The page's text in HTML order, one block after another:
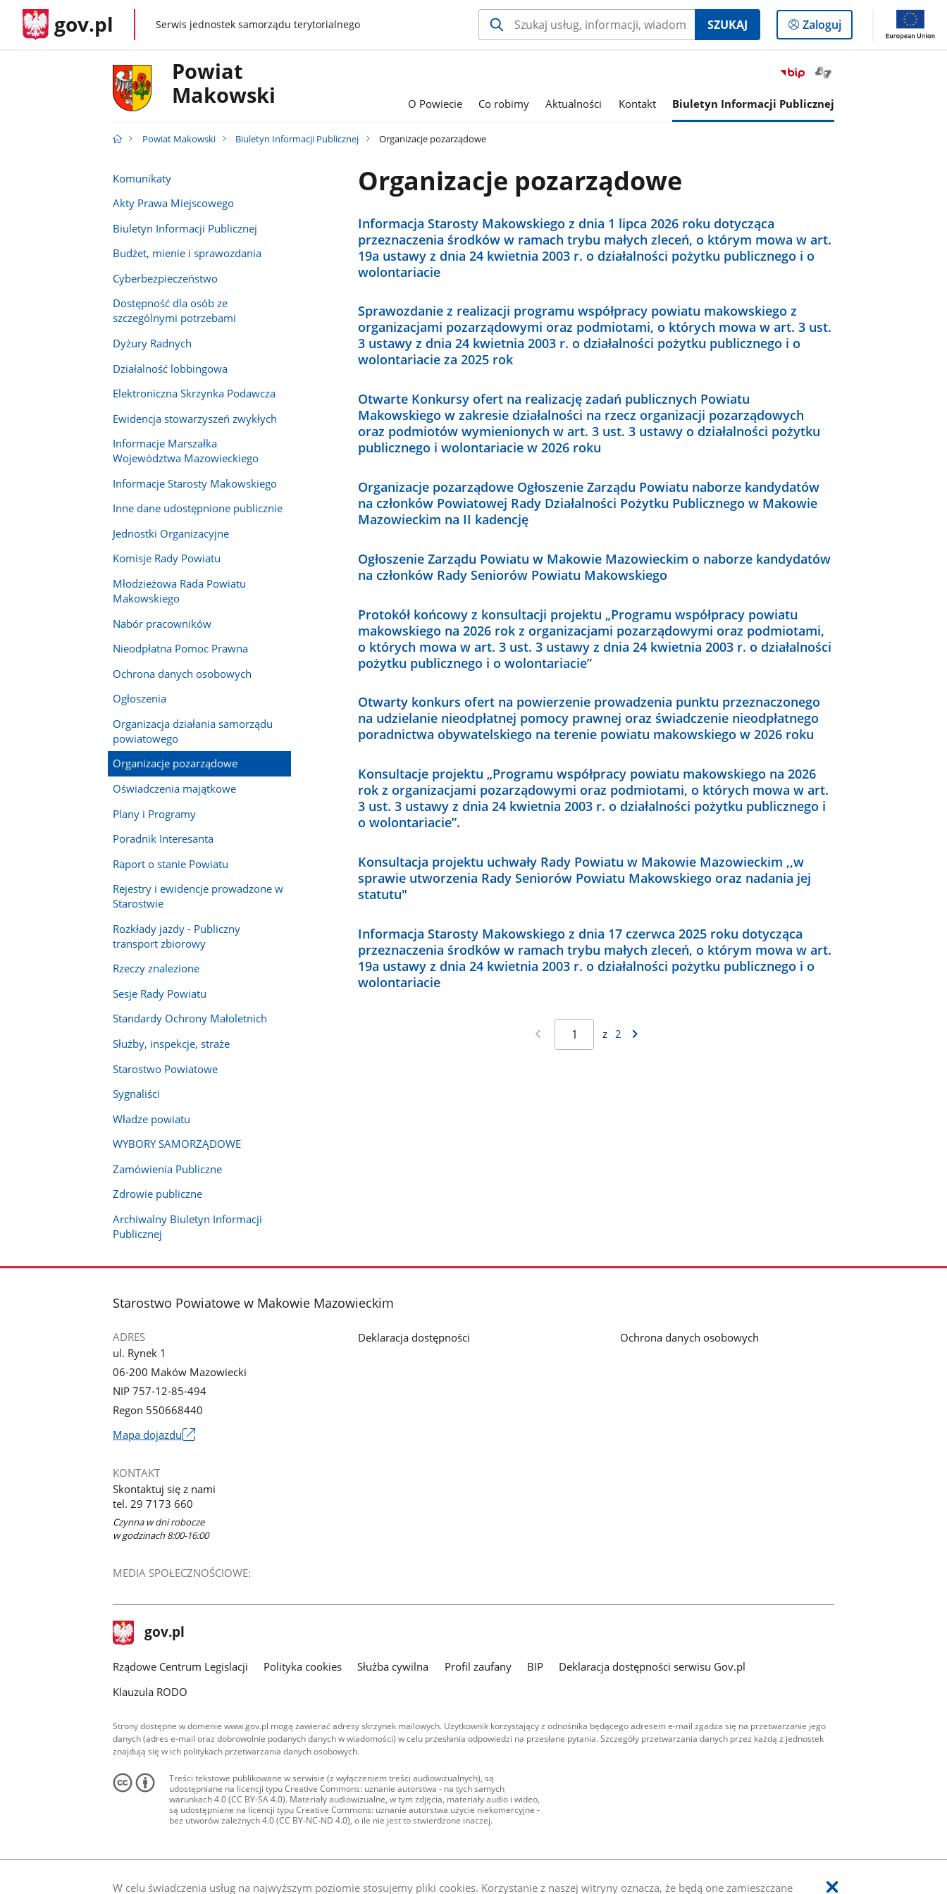
W celu świadczenia usług na najwyższym poziomie stosujemy pliki cookies. Korzystanie z naszej witryny oznacza, że będą one zamieszczane
gov.pl gov.plSerwis jednostek samorządu terytorialnego SZUKAJ
Logowanie
do
Zaloguj
Przejdź
serwisu
Biuletyn
Otwórz
z
tłumaczem
Powiat
Makowski
O Powiecie Co robimy Aktualności Kontakt Biuletyn Informacji Publicznej
Powiat Makowski Biuletyn Informacji Publicznej Organizacje pozarządowe
Komunikaty
Akty Prawa Miejscowego
Biuletyn Informacji Publicznej
Budżet, mienie i sprawozdania
Cyberbezpieczeństwo
Dostępność dla osób ze
szczególnymi potrzebami
Dyżury Radnych
Działalność lobbingowa
Elektroniczna Skrzynka Podawcza
Ewidencja stowarzyszeń zwykłych
Informacje Marszałka
Województwa Mazowieckiego
Informacje Starosty Makowskiego
Inne dane udostępnione publicznie
Jednostki Organizacyjne
Komisje Rady Powiatu
Młodzieżowa Rada Powiatu
Makowskiego
Nabór pracowników
Nieodpłatna Pomoc Prawna
Ochrona danych osobowych
Ogłoszenia
Organizacja działania samorządu
powiatowego
Organizacje pozarządowe
Oświadczenia majątkowe
Plany i Programy
Poradnik Interesanta
Raport o stanie Powiatu
Rejestry i ewidencje prowadzone w
Starostwie
Rozkłady jazdy - Publiczny
transport zbiorowy
Rzeczy znalezione
Sesje Rady Powiatu
Standardy Ochrony Małoletnich
Służby, inspekcje, straże
Starostwo Powiatowe
Sygnaliści
Władze powiatu
WYBORY SAMORZĄDOWE
Zamówienia Publiczne
Zdrowie publiczne
Archiwalny Biuletyn Informacji
Publicznej
Organizacje pozarządowe
Informacja Starosty Makowskiego z dnia 1 lipca 2026 roku dotycząca
przeznaczenia środków w ramach trybu małych zleceń, o którym mowa w art.
19a ustawy z dnia 24 kwietnia 2003 r. o działalności pożytku publicznego i o
wolontariacie
Sprawozdanie z realizacji programu współpracy powiatu makowskiego z
organizacjami pozarządowymi oraz podmiotami, o których mowa w art. 3 ust.
3 ustawy z dnia 24 kwietnia 2003 r. o działalności pożytku publicznego i o
wolontariacie za 2025 rok
Otwarte Konkursy ofert na realizację zadań publicznych Powiatu
Makowskiego w zakresie działalności na rzecz organizacji pozarządowych
oraz podmiotów wymienionych w art. 3 ust. 3 ustawy o działalności pożytku
publicznego i wolontariacie w 2026 roku
Organizacje pozarządowe Ogłoszenie Zarządu Powiatu naborze kandydatów
na członków Powiatowej Rady Działalności Pożytku Publicznego w Makowie
Mazowieckim na II kadencję
Ogłoszenie Zarządu Powiatu w Makowie Mazowieckim o naborze kandydatów
na członków Rady Seniorów Powiatu Makowskiego
Protokół końcowy z konsultacji projektu „Programu współpracy powiatu
makowskiego na 2026 rok z organizacjami pozarządowymi oraz podmiotami,
o których mowa w art. 3 ust. 3 ustawy z dnia 24 kwietnia 2003 r. o działalności
pożytku publicznego i o wolontariacie”
Otwarty konkurs ofert na powierzenie prowadzenia punktu przeznaczonego
na udzielanie nieodpłatnej pomocy prawnej oraz świadczenie nieodpłatnego
poradnictwa obywatelskiego na terenie powiatu makowskiego w 2026 roku
Konsultacje projektu „Programu współpracy powiatu makowskiego na 2026
rok z organizacjami pozarządowymi oraz podmiotami, o których mowa w art.
3 ust. 3 ustawy z dnia 24 kwietnia 2003 r. o działalności pożytku publicznego i
o wolontariacie”.
Konsultacja projektu uchwały Rady Powiatu w Makowie Mazowieckim ,,w
sprawie utworzenia Rady Seniorów Powiatu Makowskiego oraz nadania jej
statutu"
Informacja Starosty Makowskiego z dnia 17 czerwca 2025 roku dotycząca
przeznaczenia środków w ramach trybu małych zleceń, o którym mowa w art.
19a ustawy z dnia 24 kwietnia 2003 r. o działalności pożytku publicznego i o
wolontariacie
z 2
stopka
Starostwo Powiatowe w Makowie Mazowieckim
ADRES
ul. Rynek 1
06-200 Maków Mazowiecki
NIP 757-12-85-494
Regon 550668440
Mapa dojazduLink
nowym
oknie
KONTAKT
Skontaktuj się z nami
tel. 29 7173 660
Czynna w dni robocze
w godzinach 8:00-16:00
MEDIA SPOŁECZNOŚCIOWE:
Deklaracja dostępności Ochrona danych osobowych
stopka
gov.pl Strona
gov.pl
Rządowe Centrum Legislacji Polityka cookies Służba cywilna Profil zaufany BIP
Deklaracja dostępności serwisu Gov.pl
Klauzula RODO
Strony dostępne w domenie www.gov.pl mogą zawierać adresy skrzynek mailowych. Użytkownik korzystający z odnośnika będącego adresem e-mail zgadza się na przetwarzanie jego
danych (adres e-mail oraz dobrowolnie podanych danych w wiadomości) w celu przesłania odpowiedzi na przesłane pytania. Szczegóły przetwarzania danych przez każdą z jednostek
znajdują się w ich politykach przetwarzania danych osobowych.
Treści tekstowe publikowane w serwisie (z wyłączeniem treści audiowizualnych), są
udostępniane na licencji typu Creative Commons: uznanie autorstwa - na tych samych
warunkach 4.0 (CC BY-SA 4.0). Materiały audiowizualne, w tym zdjęcia, materiały audio i wideo,
są udostępniane na licencji typu Creative Commons: uznanie autorstwa użycie niekomercyjne -
bez utworów zależnych 4.0 (CC BY-NC-ND 4.0), o ile nie jest to stwierdzone inaczej.